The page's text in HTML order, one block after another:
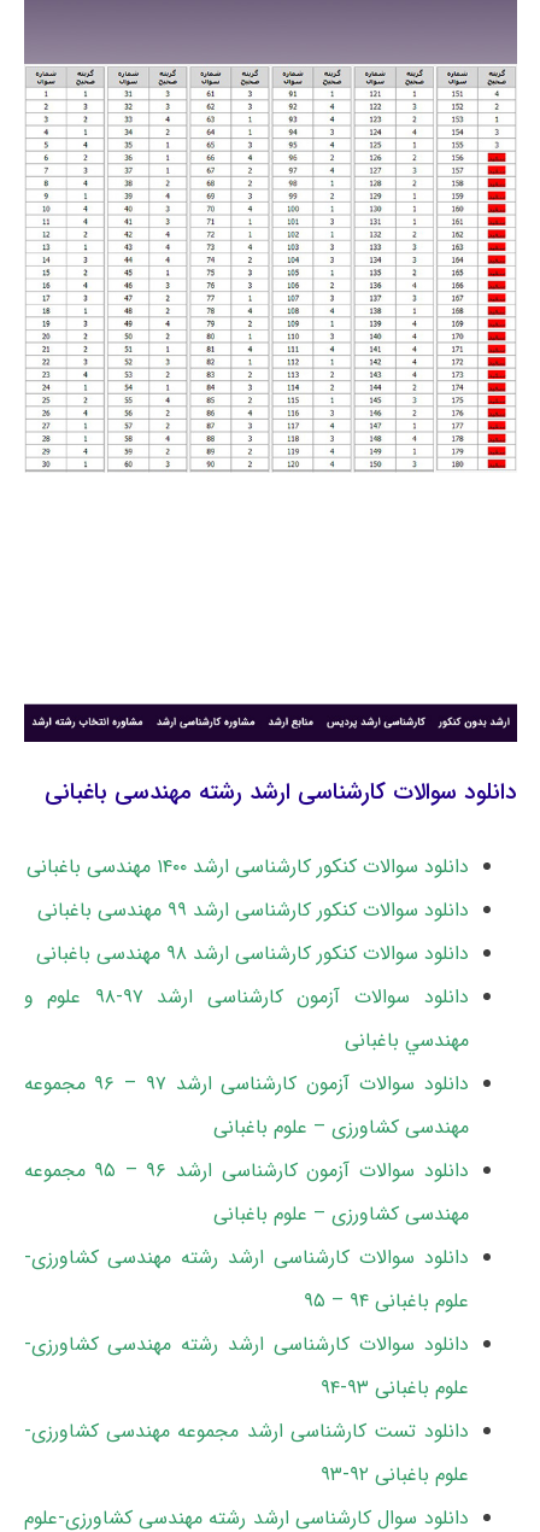
دانلود سوالات کارشناسی ارشد رشته ﻣﻬﻨﺪسی باغبانی
دانلود سوالات کنکور کارشناسی ارشد ۱۴۰۰ مهندسی باغبانی
دانلود سوالات کنکور کارشناسی ارشد ۹۹ مهندسی باغبانی
دانلود سوالات کنکور کارشناسی ارشد ۹۸ مهندسی باغبانی
دانلود سوالات آزمون کارشناسی ارشد ۹۷-۹۸ ﻋﻠﻮم و
ﻣﻬﻨﺪﺳﻲ باغبانی
دانلود سوالات آزمون کارشناسی ارشد ۹۷ – ۹۶ مجموعه
مهندسی کشاورزی – علوم باغبانی
دانلود سوالات آزمون کارشناسی ارشد ۹۶ – ۹۵ مجموعه
مهندسی کشاورزی – علوم باغبانی
دانلود سوالات کارشناسی ارشد رشته مهندسی کشاورزی-
علوم باغبانی ۹۴ – ۹۵
دانلود سوالات کارشناسی ارشد رشته مهندسی کشاورزی-
علوم باغبانی ۹۳-۹۴
دانلود تست کارشناسی ارشد مجموعه مهندسی کشاورزی-
علوم باغبانی ۹۲-۹۳
دانلود سوال کارشناسی ارشد رشته مهندسی کشاورزی-علوم